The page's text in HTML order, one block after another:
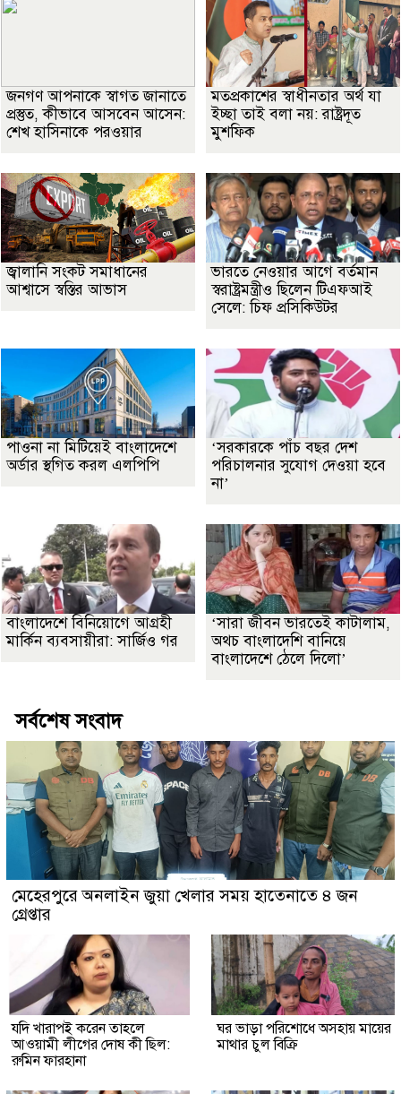
জনগণ আপনাকে স্বাগত জানাতে
প্রস্তুত, কীভাবে আসবেন আসেন:
শেখ হাসিনাকে পরওয়ার
মতপ্রকাশের স্বাধীনতার অর্থ যা
ইচ্ছা তাই বলা নয়: রাষ্ট্রদূত
মুশফিক
জ্বালানি সংকট সমাধানের
আশ্বাসে স্বস্তির আভাস
ভারতে নেওয়ার আগে বর্তমান
স্বরাষ্ট্রমন্ত্রীও ছিলেন টিএফআই
সেলে: চিফ প্রসিকিউটর
পাওনা না মিটিয়েই বাংলাদেশে
অর্ডার স্থগিত করল এলপিপি
‘সরকারকে পাঁচ বছর দেশ
পরিচালনার সুযোগ দেওয়া হবে
না’
বাংলাদেশে বিনিয়োগে আগ্রহী
মার্কিন ব্যবসায়ীরা: সার্জিও গর
‘সারা জীবন ভারতেই কাটালাম,
অথচ বাংলাদেশি বানিয়ে
বাংলাদেশে ঠেলে দিলো’
সর্বশেষ সংবাদ
মেহেরপুরে অনলাইন জুয়া খেলার সময় হাতেনাতে ৪ জন
গ্রেপ্তার
যদি খারাপই করেন তাহলে
আওয়ামী লীগের দোষ কী ছিল:
রুমিন ফারহানা
ঘর ভাড়া পরিশোধে অসহায় মায়ের
মাথার চুল বিক্রি